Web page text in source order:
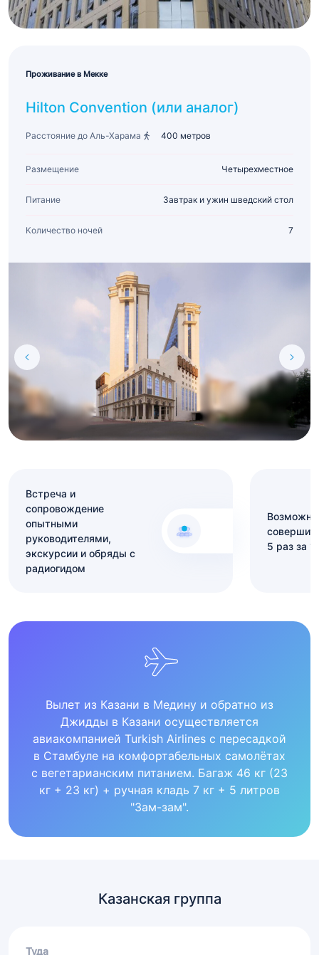
Проживание в Мекке
Hilton Convention (или аналог)
Расстояние до Аль-Харама 400 метров
Размещение Четырехместное
Питание Завтрак и ужин шведский стол
Количество ночей 7
Встреча и
сопровождение
опытными
руководителями,
экскурсии и обряды с
радиогидом
5 раз за 1
Вылет из Казани в Медину и обратно из
Джидды в Казани осуществляется
авиакомпанией Turkish Airlines с пересадкой
в Стамбуле на комфортабельных самолётах
с вегетарианским питанием. Багаж 46 кг (23
кг + 23 кг) + ручная кладь 7 кг + 5 литров
"Зам-зам".
Казанская группа
Туда